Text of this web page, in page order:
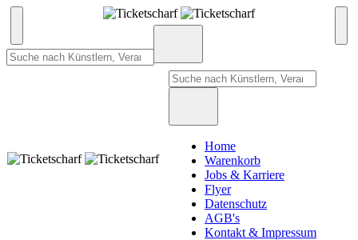
Home
Warenkorb
Jobs & Karriere
Flyer
Datenschutz
AGB's
Kontakt & Impressum